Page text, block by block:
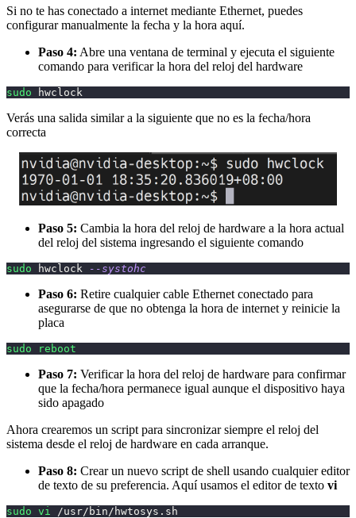
Si no te has conectado a internet mediante Ethernet, puedes
configurar manualmente la fecha y la hora aquí.
Paso 4: Abre una ventana de terminal y ejecuta el siguiente
comando para verificar la hora del reloj del hardware
sudo hwclock
Verás una salida similar a la siguiente que no es la fecha/hora
correcta
Paso 5: Cambia la hora del reloj de hardware a la hora actual
del reloj del sistema ingresando el siguiente comando
sudo hwclock --systohc
Paso 6: Retire cualquier cable Ethernet conectado para
asegurarse de que no obtenga la hora de internet y reinicie la
placa
sudo reboot
Paso 7: Verificar la hora del reloj de hardware para confirmar
que la fecha/hora permanece igual aunque el dispositivo haya
sido apagado
Ahora crearemos un script para sincronizar siempre el reloj del
sistema desde el reloj de hardware en cada arranque.
Paso 8: Crear un nuevo script de shell usando cualquier editor
de texto de su preferencia. Aquí usamos el editor de texto vi
sudo vi /usr/bin/hwtosys.sh